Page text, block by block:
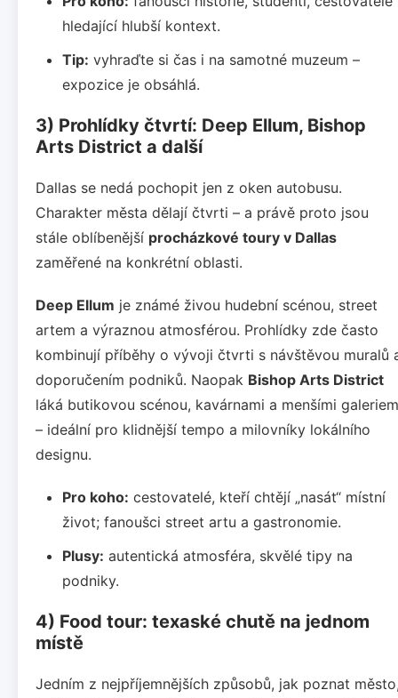
hledající hlubší kontext.
Tip: vyhraďte si čas i na samotné muzeum –
expozice je obsáhlá.
3) Prohlídky čtvrtí: Deep Ellum, Bishop
Arts District a další
Dallas se nedá pochopit jen z oken autobusu.
Charakter města dělají čtvrti – a právě proto jsou
stále oblíbenější procházkové toury v Dallas
zaměřené na konkrétní oblasti.
Deep Ellum je známé živou hudební scénou, street
artem a výraznou atmosférou. Prohlídky zde často
kombinují příběhy o vývoji čtvrti s návštěvou muralů
doporučením podniků. Naopak Bishop Arts District
láká butikovou scénou, kavárnami a menšími
– ideální pro klidnější tempo a milovníky lokálního
designu.
Pro koho: cestovatelé, kteří chtějí „nasát“ místní
život; fanoušci street artu a gastronomie.
Plusy: autentická atmosféra, skvělé tipy na
podniky.
4) Food tour: texaské chutě na jednom
místě
Jedním z nejpříjemnějších způsobů, jak poznat